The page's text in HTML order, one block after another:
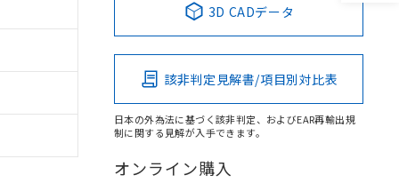
3D CADデータ
該非判定見解書/項目別対比表
日本の外為法に基づく該非判定、およびEAR再輸出規
制に関する見解が入手できます。
オンライン購入